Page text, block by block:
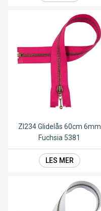
ZI234 Glidelås 60cm 6mm
Fuchsia 5381
LES MER